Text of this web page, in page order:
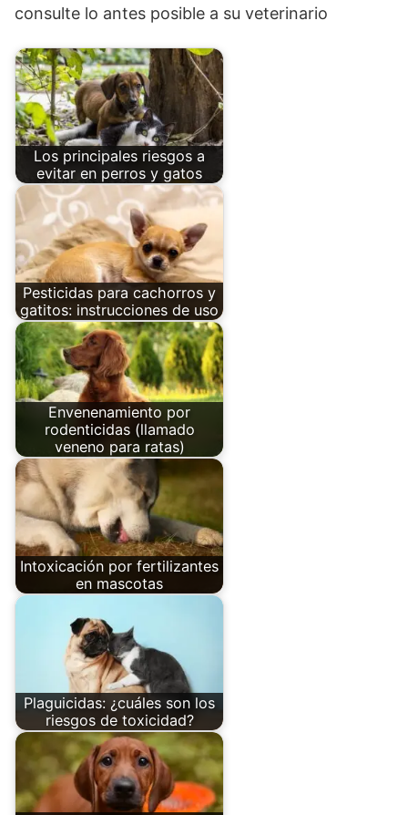
consulte lo antes posible a su veterinario
Los principales riesgos a
evitar en perros y gatos
Pesticidas para cachorros y
gatitos: instrucciones de uso
Envenenamiento por
rodenticidas (llamado
veneno para ratas)
Intoxicación por fertilizantes
en mascotas
Plaguicidas: ¿cuáles son los
riesgos de toxicidad?